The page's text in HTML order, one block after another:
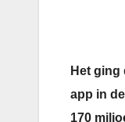
Het ging
app in
170